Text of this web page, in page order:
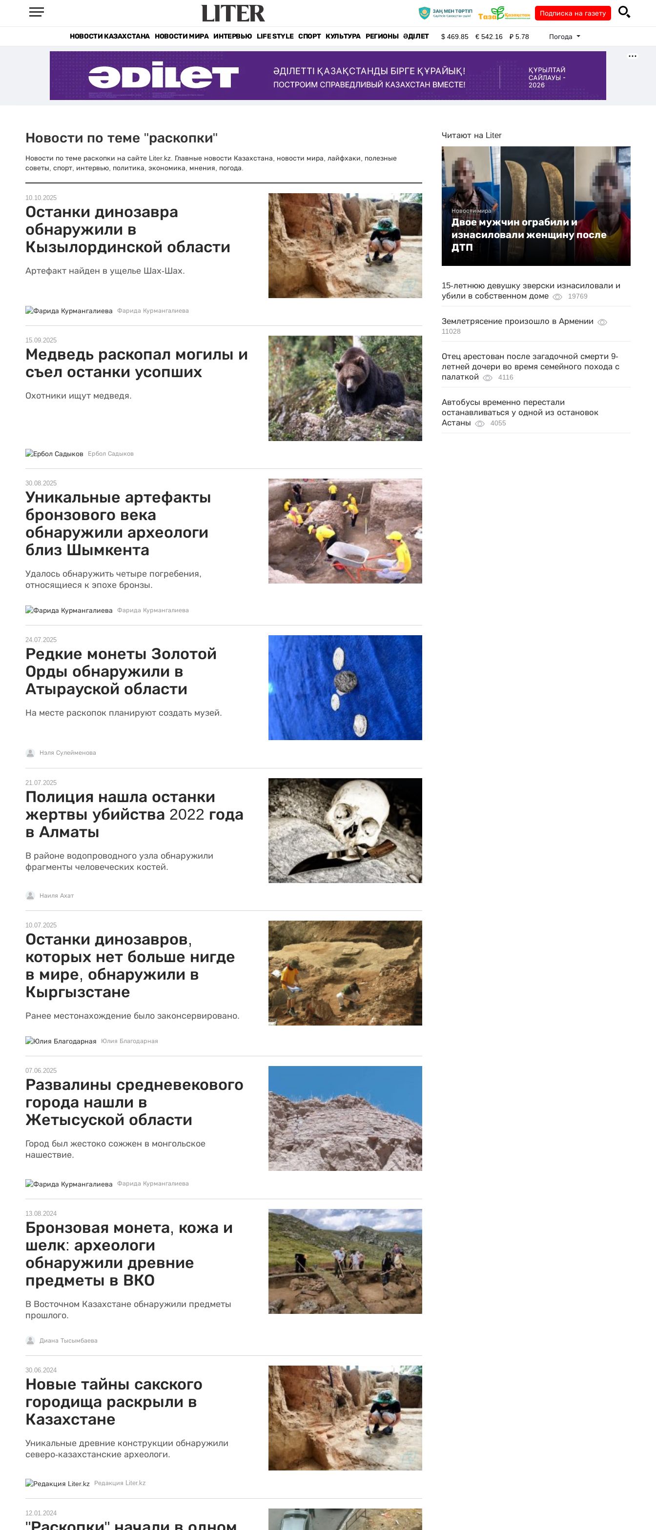
Подписка на газету
НОВОСТИ КАЗАХСТАНА НОВОСТИ МИРА ИНТЕРВЬЮ LIFE STYLE СПОРТ КУЛЬТУРА РЕГИОНЫ ӘДІЛЕТ $469.85 €542.16 ₽5.78 Погода
Новости по теме "раскопки"
Новости по теме раскопки на сайте Liter.kz. Главные новости Казахстана, новости мира, лайфхаки, полезные
советы, спорт, интервью, политика, экономика, мнения, погода.
10.10.2025
Останки динозавра
обнаружили в
Кызылординской области
Артефакт найден в ущелье Шах-Шах.
Фарида Курмангалиева
15.09.2025
Медведь раскопал могилы и
съел останки усопших
Охотники ищут медведя.
Ербол Садыков
30.08.2025
Уникальные артефакты
бронзового века
обнаружили археологи
близ Шымкента
Удалось обнаружить четыре погребения,
относящиеся к эпохе бронзы.
Фарида Курмангалиева
24.07.2025
Редкие монеты Золотой
Орды обнаружили в
Атырауской области
На месте раскопок планируют создать музей.
Нэля Сулейменова
21.07.2025
Полиция нашла останки
жертвы убийства 2022 года
в Алматы
В районе водопроводного узла обнаружили
фрагменты человеческих костей.
Наиля Ахат
10.07.2025
Останки динозавров,
которых нет больше нигде
в мире, обнаружили в
Кыргызстане
Ранее местонахождение было законсервировано.
Юлия Благодарная
07.06.2025
Развалины средневекового
города нашли в
Жетысуской области
Город был жестоко сожжен в монгольское
нашествие.
Фарида Курмангалиева
13.08.2024
Бронзовая монета, кожа и
шелк: археологи
обнаружили древние
предметы в ВКО
В Восточном Казахстане обнаружили предметы
прошлого.
Диана Тысымбаева
30.06.2024
Новые тайны сакского
городища раскрыли в
Казахстане
Уникальные древние конструкции обнаружили
северо-казахстанские археологи.
Редакция Liter.kz
12.01.2024
Читают на Liter
Новости мира
Двое мужчин ограбили и
изнасиловали женщину после
ДТП
15-летнюю девушку зверски изнасиловали и
убили в собственном доме
19769
Землетрясение произошло в Армении
11028
Отец арестован после загадочной смерти 9-
летней дочери во время семейного похода с
палаткой
4116
Автобусы временно перестали
останавливаться у одной из остановок
Астаны
4055